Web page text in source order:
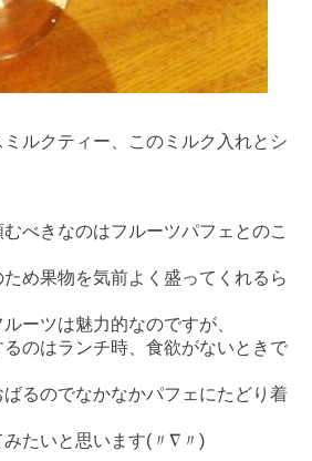
ルクティー、このミルク入れとシ
べきなのはフルーツパフェとのこ
め果物を気前よく盛ってくれるら
ーツは魅力的なのですが、
のはランチ時、食欲がないときで
るのでなかなかパフェにたどり着
たいと思います(〃∇〃)